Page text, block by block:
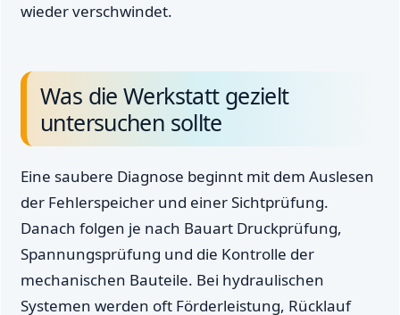
wieder verschwindet.
Was die Werkstatt gezielt
untersuchen sollte
Eine saubere Diagnose beginnt mit dem Auslesen
der Fehlerspeicher und einer Sichtprüfung.
Danach folgen je nach Bauart Druckprüfung,
Spannungsprüfung und die Kontrolle der
mechanischen Bauteile. Bei hydraulischen
Systemen werden oft Förderleistung, Rücklauf